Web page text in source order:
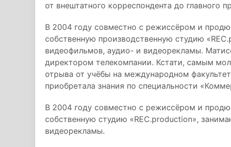
от внештатного корреспондента до главного
В 2004 году совместно с режиссёром и
собственную производственную студию
видеофильмов, аудио- и видеорекламы.
директором телекомпании. Кстати, самым
отрыва от учёбы на международном
приобретала знания по специальности
В 2004 году совместно с режиссёром и
собственную студию «REC.production»,
видеорекламы.